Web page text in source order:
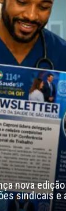
nova
sindicais e